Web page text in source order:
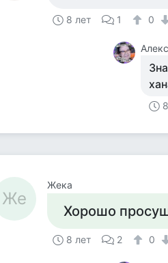
8 лет 1 0
Же
Жека
Хорошо
8 лет 2 0